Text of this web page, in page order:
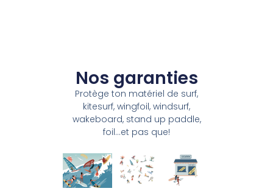
Nos garanties
Protège ton matériel de surf,
kitesurf, wingfoil, windsurf,
wakeboard, stand up paddle,
foil...et pas que!